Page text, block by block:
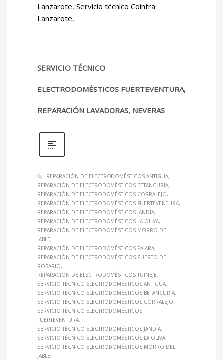
Lanzarote, Servicio técnico Cointra
Lanzarote,
SERVICIO TÉCNICO
ELECTRODOMÉSTICOS FUERTEVENTURA,
REPARACIÓN LAVADORAS, NEVERAS
REPARACIÓN DE ELECTRODOMÉSTICOS ANTIGUA
REPARACIÓN DE ELECTRODOMÉSTICOS BETANCURIA
REPARACIÓN DE ELECTRODOMÉSTICOS CORRALEJO
REPARACIÓN DE ELECTRODOMÉSTICOS FUERTEVENTURA
REPARACIÓN DE ELECTRODOMÉSTICOS JANDÍA
REPARACIÓN DE ELECTRODOMÉSTICOS LA OLIVA
REPARACIÓN DE ELECTRODOMÉSTICOS MORRO DEL
JABLE
REPARACIÓN DE ELECTRODOMÉSTICOS PÁJARA
REPARACIÓN DE ELECTRODOMÉSTICOS PUERTO DEL
ROSARIO
REPARACIÓN DE ELECTRODOMÉSTICOS TUINEJE
SERVICIO TÉCNICO ELECTRODOMÉSTICOS ANTIGUA
SERVICIO TÉCNICO ELECTRODOMÉSTICOS BETANCURIA
SERVICIO TÉCNICO ELECTRODOMÉSTICOS CORRALEJO
SERVICIO TÉCNICO ELECTRODOMÉSTICOS
FUERTEVENTURA
SERVICIO TÉCNICO ELECTRODOMÉSTICOS JANDÍA
SERVICIO TÉCNICO ELECTRODOMÉSTICOS LA OLIVA
SERVICIO TÉCNICO ELECTRODOMÉSTICOS MORRO DEL
JABLE